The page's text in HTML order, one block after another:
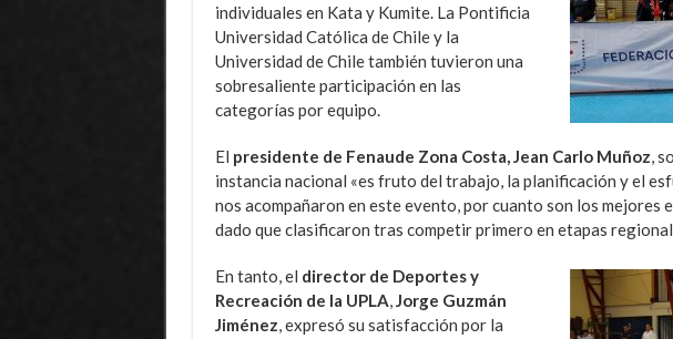
individuales en Kata y Kumite. La Pontificia
Universidad Católica de Chile y la
Universidad de Chile también tuvieron una
sobresaliente participación en las
categorías por equipo.
El presidente de Fenaude Zona Costa, Jean Carlo Muñoz,
instancia nacional «es fruto del trabajo, la planificación y el
nos acompañaron en este evento, por cuanto son los mejores
dado que clasificaron tras competir primero en etapas
En tanto, el director de Deportes y
Recreación de la UPLA,Jorge Guzmán
Jiménez, expresó su satisfacción por la